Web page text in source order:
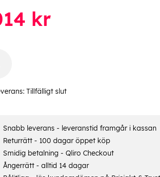
kr
Tillfälligt slut
Snabb leverans - leveranstid framgår i kassan
Returrätt - 100 dagar öppet köp
Smidig betalning - Qliro Checkout
Ångerrätt - alltid 14 dagar